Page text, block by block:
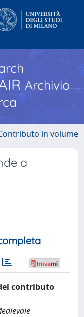
Archivio
in volume
a
contributo